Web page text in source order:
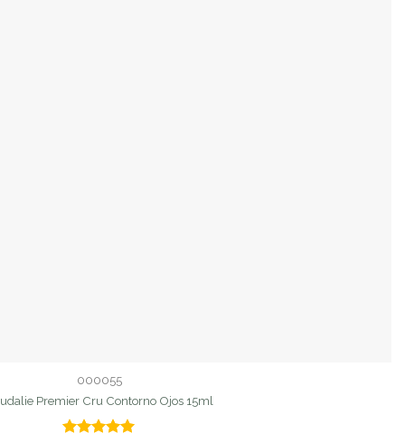
000055
Premier Cru Contorno Ojos 15ml